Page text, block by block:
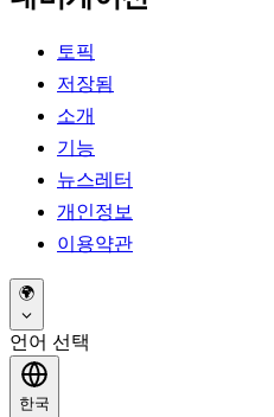
토픽
저장됨
소개
기능
뉴스레터
개인정보
이용약관
🌍
언어 선택
한국